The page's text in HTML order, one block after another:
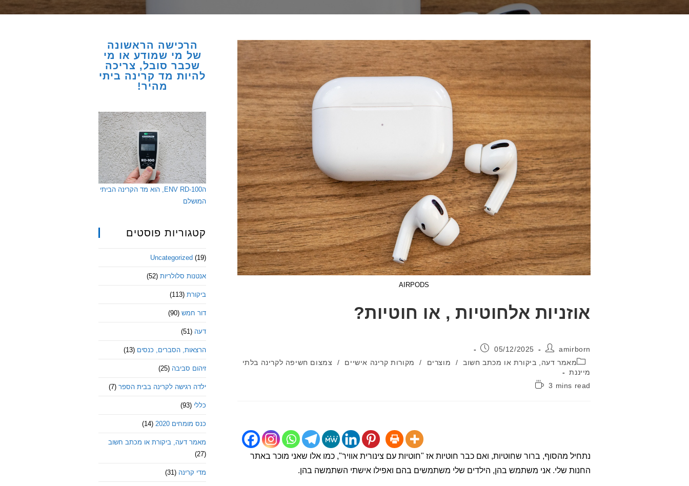
AIRPODS
אוזניות אלחוטיות , או חוטיות?
מחבר:
amirborn פורסם:
05/12/2025
קטגוריה:
מאמר דעה, ביקורת או מכתב חשוב / מוצרים / מקורות קרינה אישיים /
צמצום חשיפה לקרינה בלתי
מייננת
זמן
3 mins read
נתחיל מהסוף, ברור שחוטיות, ואם כבר חוטיות אז "חוטיות עם צינורית אוויר", כמו אלו שאני מוכר באתר
החנות שלי. אני משתמש בהן, הילדים שלי משתמשים בהם ואפילו אישתי השתמשה בהן.
הרכישה הראשונה
של מי שמודע או מי
שכבר סובל, צריכה
להיות מד קרינה ביתי
מהיר!
הENV RD-100, הוא מד הקרינה הביתי
המושלם
קטגוריות פוסטים
Uncategorized (19)
אנטנות סלולריות (52)
ביקורת (113)
דור חמש (90)
דעה (51)
הרצאות, הסברים, כנסים (13)
זיהום סביבה (25)
ילדה רגישה לקרינה בבית הספר (7)
כללי (93)
כנס מומחים 2020 (14)
מאמר דעה, ביקורת או מכתב חשוב
(27)
מדי קרינה (31)